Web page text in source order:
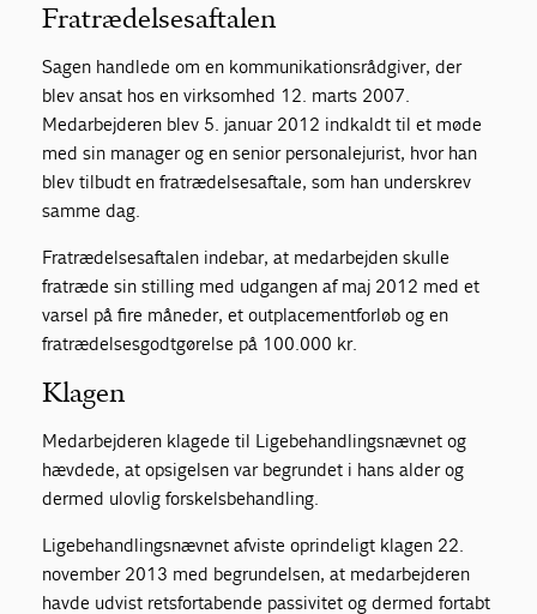
Fratrædelsesaftalen
Sagen handlede om en kommunikationsrådgiver, der
blev ansat hos en virksomhed 12. marts 2007.
Medarbejderen blev 5. januar 2012 indkaldt til et møde
med sin manager og en senior personalejurist, hvor han
blev tilbudt en fratrædelsesaftale, som han underskrev
samme dag.
Fratrædelsesaftalen indebar, at medarbejden skulle
fratræde sin stilling med udgangen af maj 2012 med et
varsel på fire måneder, et outplacementforløb og en
fratrædelsesgodtgørelse på 100.000 kr.
Klagen
Medarbejderen klagede til Ligebehandlingsnævnet og
hævdede, at opsigelsen var begrundet i hans alder og
dermed ulovlig forskelsbehandling.
Ligebehandlingsnævnet afviste oprindeligt klagen 22.
november 2013 med begrundelsen, at medarbejderen
havde udvist retsfortabende passivitet og dermed fortabt